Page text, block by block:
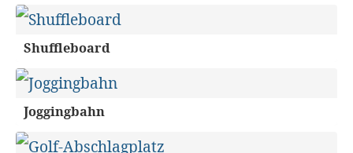
Shuffleboard
Joggingbahn